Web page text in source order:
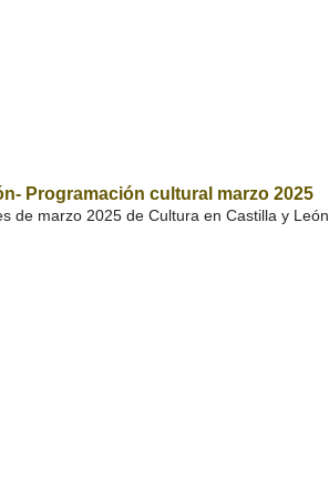
Programación cultural marzo 2025
de marzo 2025 de Cultura en Castilla y León.